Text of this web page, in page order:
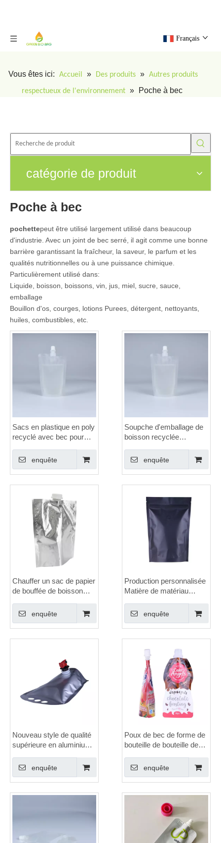
Français
Vous êtes ici: Accueil » Des produits » Autres produits
respectueux de l'environnement » Poche à bec
catégorie de produit
Poche à bec
pochettepeut être utilisé largement utilisé dans beaucoup
d'industrie. Avec un joint de bec serré, il agit comme une bonne
barrière garantissant la fraîcheur, la saveur, le parfum et les
qualités nutritionnelles ou à une puissance chimique.
Particulièrement utilisé dans:
Liquide, boisson, boissons, vin, jus, miel, sucre, sauce,
emballage
Bouillon d'os, courges, lotions Purees, détergent, nettoyants,
huiles, combustibles, etc.
Sacs en plastique en poly
recyclé avec bec pour
enquête
Soupche d'emballage de
boisson recyclée
côté
enquête
Chauffer un sac de papier
de bouffée de boisson
enquête
Production personnalisée
Matière de matériau
en papier d'aluminium
enquête
Nouveau style de qualité
supérieure en aluminium
wine poched
enquête
Poux de bec de forme de
bouteille de bouteille de
entièrement recyclable
enquête